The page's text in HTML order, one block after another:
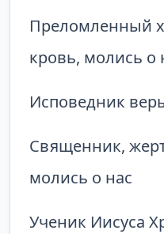
Преломленный
кровь, молись о
Исповедник
Священник,
молись о нас
Ученик Иисуса